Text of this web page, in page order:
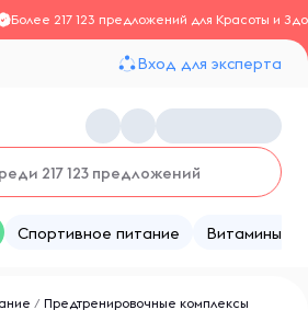
Более 217 123 предложений для Красоты и
Вход для эксперта
Спортивное питание Витамины
/ Предтренировочные комплексы